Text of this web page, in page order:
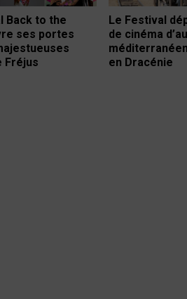
Back to the
ses portes
Fréjus
Le Festival
de cinéma
en Dracénie